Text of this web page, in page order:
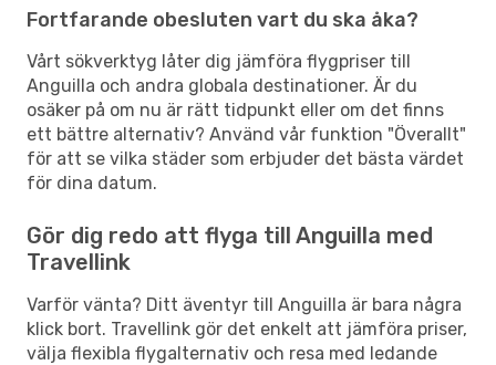
Fortfarande obesluten vart du ska åka?
Vårt sökverktyg låter dig jämföra flygpriser till
Anguilla och andra globala destinationer. Är du
osäker på om nu är rätt tidpunkt eller om det finns
ett bättre alternativ? Använd vår funktion "Överallt"
för att se vilka städer som erbjuder det bästa värdet
för dina datum.
Gör dig redo att flyga till Anguilla med
Travellink
Varför vänta? Ditt äventyr till Anguilla är bara några
klick bort. Travellink gör det enkelt att jämföra priser,
välja flexibla flygalternativ och resa med ledande